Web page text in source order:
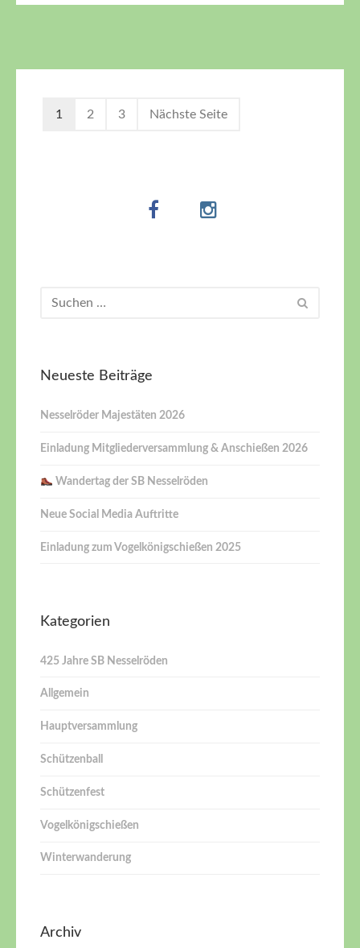
1 2 3 Nächste Seite
Neueste Beiträge
Nesselröder Majestäten 2026
Einladung Mitgliederversammlung & Anschießen 2026
Wandertag der SB Nesselröden
Neue Social Media Auftritte
Einladung zum Vogelkönigschießen 2025
Kategorien
425 Jahre SB Nesselröden
Allgemein
Hauptversammlung
Schützenball
Schützenfest
Vogelkönigschießen
Winterwanderung
Archiv